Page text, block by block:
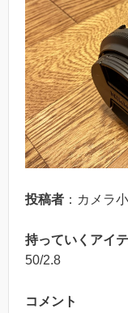
投稿者 ：カメラ
持っていくアイ
50/2.8
コメント